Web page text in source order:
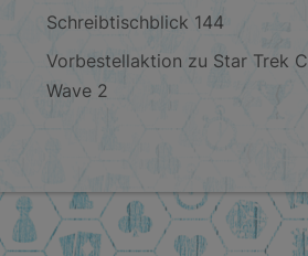
Schreibtischblick 144
Vorbestellaktion zu Star Trek
Wave 2